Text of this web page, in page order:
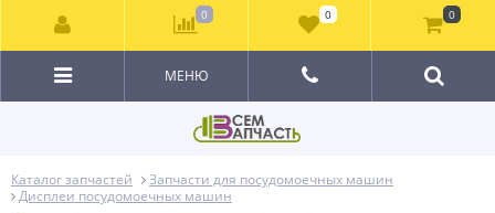
МЕНЮ
Каталог запчастей
Запчасти для посудомоечных машин
Дисплеи посудомоечных машин
0 0 0